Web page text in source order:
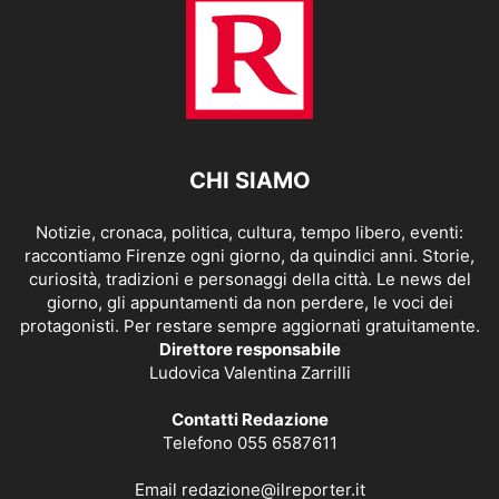
CHI SIAMO
Notizie, cronaca, politica, cultura, tempo libero, eventi:
raccontiamo Firenze ogni giorno, da quindici anni. Storie,
curiosità, tradizioni e personaggi della città. Le news del
giorno, gli appuntamenti da non perdere, le voci dei
protagonisti. Per restare sempre aggiornati gratuitamente.
Direttore responsabile
Ludovica Valentina Zarrilli
Contatti Redazione
Telefono 055 6587611
Email redazione@ilreporter.it